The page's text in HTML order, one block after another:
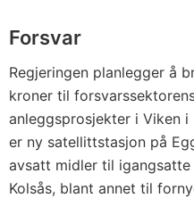
Forsvar
Regjeringen planlegger å
kroner til
anleggsprosjekter i Viken
er ny satellittstasjon på
avsatt midler til
Kolsås, blant annet til